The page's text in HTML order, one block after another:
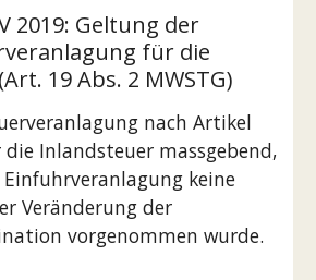
2019: Geltung der
für die
19 Abs. 2 MWSTG)
nach Artikel
Inlandsteuer massgebend,
keine
Veränderung der
vorgenommen wurde.